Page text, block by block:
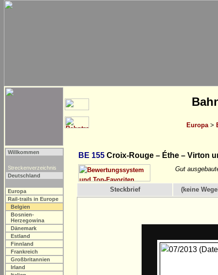
Europa >
Willkommen
Streckenverzeichnis
Deutschland
Europa
Rail-trails in Europe
Belgien
Bosnien-
Herzegowina
Dänemark
Estland
Finnland
Frankreich
Großbritannien
Irland
BE 155 Croix-Rouge – Éthe – Virton
Gut
Steckbrief (keine